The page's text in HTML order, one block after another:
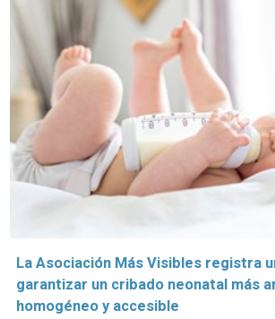
La Asociación Más Visibles registra
garantizar un cribado neonatal más
homogéneo y accesible